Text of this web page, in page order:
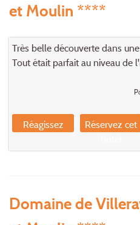
et Moulin ****
Très belle découverte dans
Tout était parfait au niveau de
Réagissez
Réservez cet
Domaine de